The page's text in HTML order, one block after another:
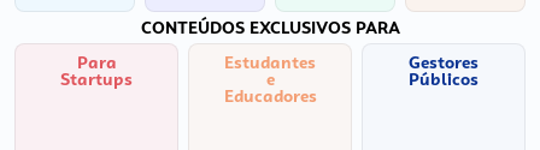
CONTEÚDOS EXCLUSIVOS PARA
Para
Startups
Estudantes
e
Educadores
Gestores
Públicos